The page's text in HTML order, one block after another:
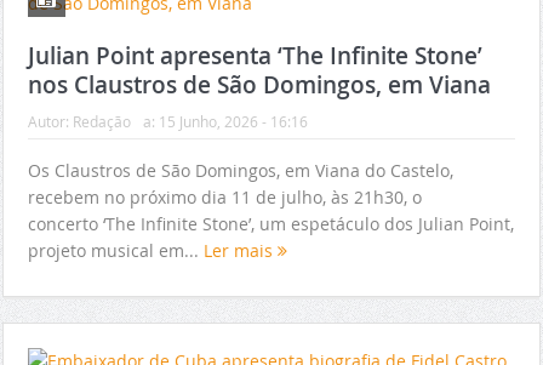
Julian Point apresenta ‘The Infinite Stone’
nos Claustros de São Domingos, em Viana
Autor: Redação a: 15 Junho, 2026 - 16:16
Os Claustros de São Domingos, em Viana do Castelo,
recebem no próximo dia 11 de julho, às 21h30, o
concerto ‘The Infinite Stone’, um espetáculo dos Julian Point,
projeto musical em... Ler mais